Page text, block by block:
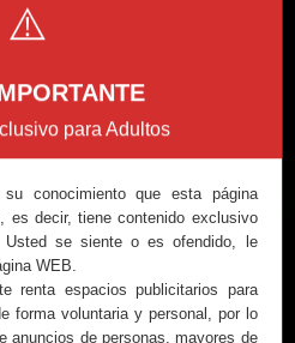
⚠️
para Adultos
conocimiento que esta página
es decir, tiene contenido exclusivo
se siente o es ofendido, le
WEB.
renta espacios publicitarios para
forma voluntaria y personal, por lo
anuncios de personas, mayores de
WhatsApp
Viajes:A coordinar